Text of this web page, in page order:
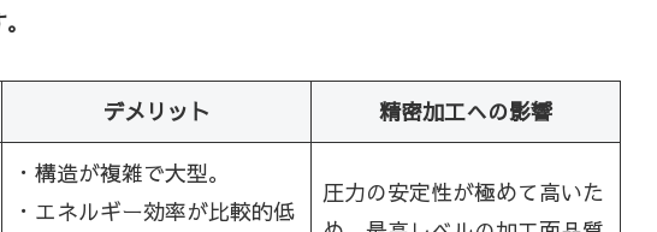
デメリット 精密加工への影響
・構造が複雑で大型。
・エネルギー効率が比較的低
圧力の安定性が極めて高いた